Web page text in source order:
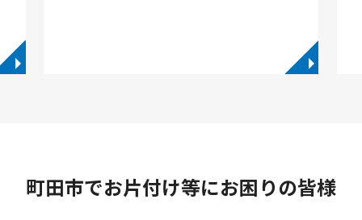
◥ ◥
町田市でお片付け等にお困りの皆様